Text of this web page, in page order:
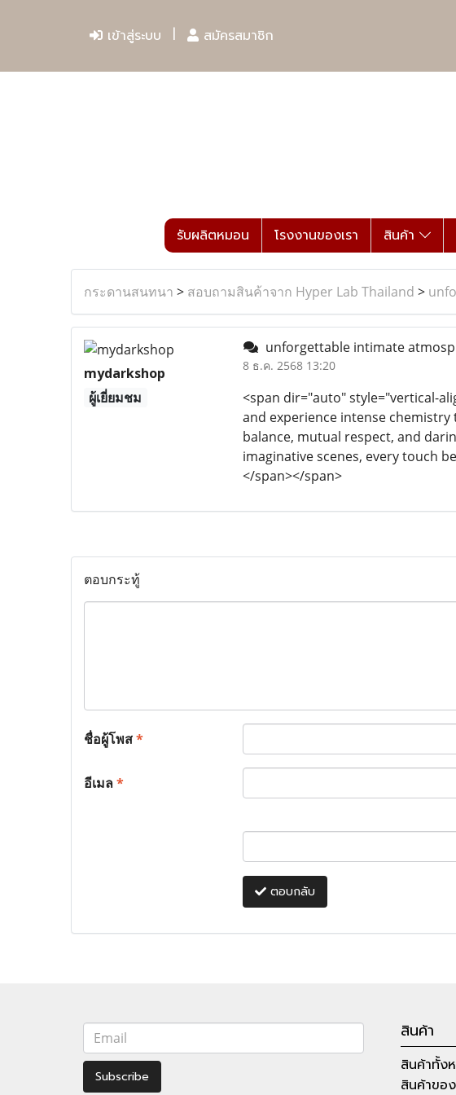
เข้าสู่ระบบ สมัครสมาชิก
รับผลิตหมอน โรงงานของเรา สินค้า
กระดานสนทนา > สอบถามสินค้าจาก Hyper Lab Thailand >
mydarkshop
ผู้เยี่ยมชม
unforgettable intimate
8 ธ.ค. 2568 13:20
<span dir="auto" style="vertical-
and experience intense
balance, mutual respect, and
imaginative scenes, every touch
</span></span>
ตอบกระทู้
ชื่อผู้โพส*
อีเมล*
ตอบกลับ
Subscribe
สินค้า
สินค้าทั้ง
สินค้าขอ